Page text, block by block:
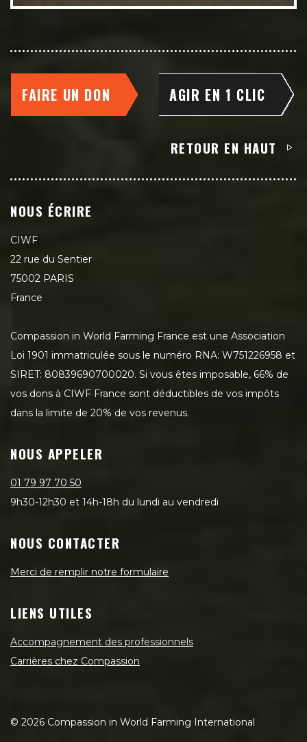
FAIRE UN DON AGIR EN 1 CLIC
RETOUR EN HAUT
NOUS ÉCRIRE
CIWF
22 rue du Sentier
75002 PARIS
France
Compassion in World Farming France est une Association
Loi 1901 immatriculée sous le numéro RNA: W751226958 et
SIRET: 80839690700020. Si vous êtes imposable, 66% de
vos dons à CIWF France sont déductibles de vos impôts
dans la limite de 20% de vos revenus.
NOUS APPELER
01 79 97 70 50
9h30-12h30 et 14h-18h du lundi au vendredi
NOUS CONTACTER
Merci de remplir notre formulaire
LIENS UTILES
Accompagnement des professionnels
Carrières chez Compassion
© 2026 Compassion in World Farming International